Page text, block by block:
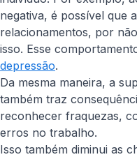
negativa, é possível que
relacionamentos, por
isso. Esse
depressão.
Da mesma maneira, a
também traz
reconhecer fraquezas,
erros no trabalho.
Isso também diminui as